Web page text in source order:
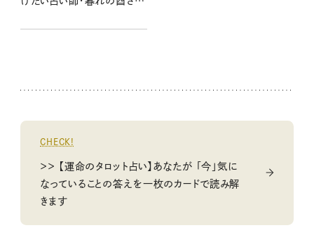
CHECK!
＞＞ 【運命のタロット占い】あなたが 「今」気に
なっていることの答えを一枚のカードで読み解
きます